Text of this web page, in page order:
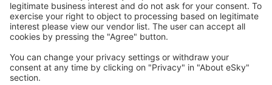
Meist gesuchte Unterkünfte von eSky Nutzern
Unterkünfte in Polen - Beliebte Städte
Unterkunft in Warschau Unterkunft in Breslau